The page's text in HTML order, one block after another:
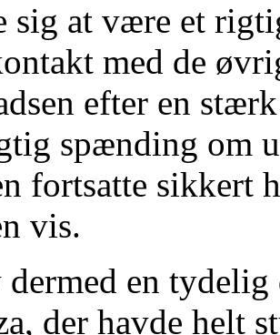
sig at være et
med de
efter en
spænding om
fortsatte sikkert
vis.
en
der havde helt